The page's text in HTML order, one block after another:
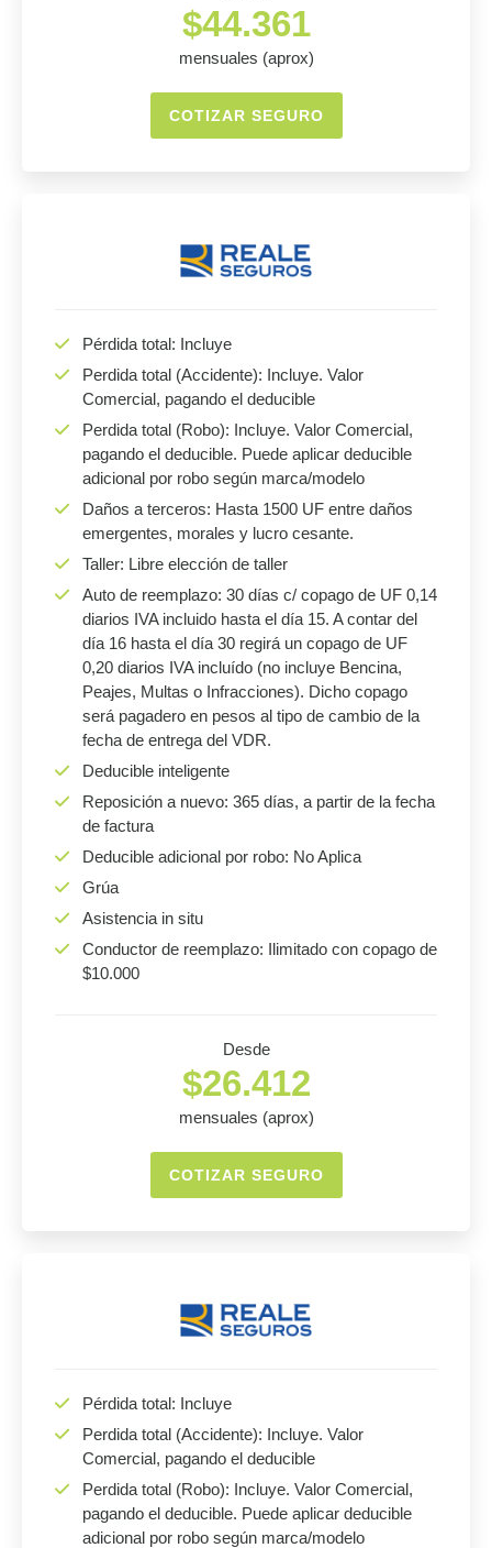
$44.361
mensuales (aprox)
COTIZAR SEGURO
Pérdida total: Incluye
Perdida total (Accidente): Incluye. Valor
Comercial, pagando el deducible
Perdida total (Robo): Incluye. Valor Comercial,
pagando el deducible. Puede aplicar deducible
adicional por robo según marca/modelo
Daños a terceros: Hasta 1500 UF entre daños
emergentes, morales y lucro cesante.
Taller: Libre elección de taller
Auto de reemplazo: 30 días c/ copago de UF 0,14
diarios IVA incluido hasta el día 15. A contar del
día 16 hasta el día 30 regirá un copago de UF
0,20 diarios IVA incluído (no incluye Bencina,
Peajes, Multas o Infracciones). Dicho copago
será pagadero en pesos al tipo de cambio de la
fecha de entrega del VDR.
Deducible inteligente
Reposición a nuevo: 365 días, a partir de la fecha
de factura
Deducible adicional por robo: No Aplica
Grúa
Asistencia in situ
Conductor de reemplazo: Ilimitado con copago de
$10.000
Desde
$26.412
mensuales (aprox)
COTIZAR SEGURO
Pérdida total: Incluye
Perdida total (Accidente): Incluye. Valor
Comercial, pagando el deducible
Perdida total (Robo): Incluye. Valor Comercial,
pagando el deducible. Puede aplicar deducible
adicional por robo según marca/modelo